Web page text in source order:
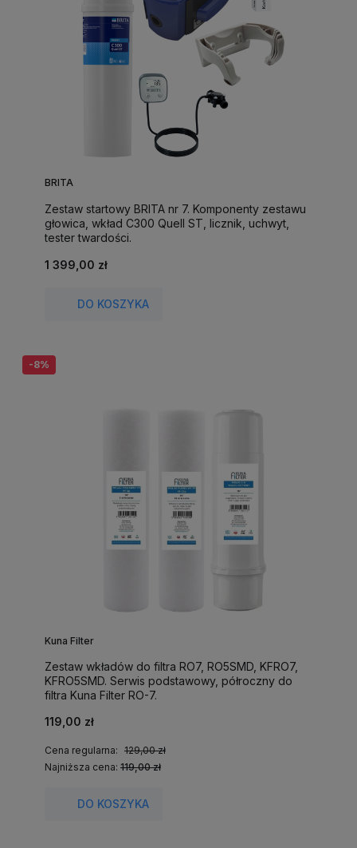
BRITA
Zestaw startowy BRITA nr 7. Komponenty zestawu
głowica, wkład C300 Quell ST, licznik, uchwyt,
tester twardości.
1 399,00 zł
DO KOSZYKA
Kuna Filter
Zestaw wkładów do filtra RO7, RO5SMD, KFRO7,
KFRO5SMD. Serwis podstawowy, półroczny do
filtra Kuna Filter RO-7.
119,00 zł
Cena regularna: 129,00 zł
Najniższa cena: 119,00 zł
DO KOSZYKA
-8%